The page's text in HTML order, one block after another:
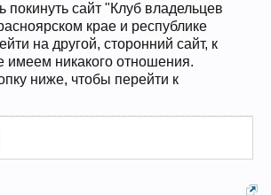
клуба:1.2 .3.4 .5 .6.7.8.9.10
.18 .19.20.21 22.23.24.
16 Августа 2026 года, 11
покинуть сайт "Клуб владельцев
крае и республике
на другой, сторонний сайт, к
имеем никакого отношения.
ниже, чтобы перейти к